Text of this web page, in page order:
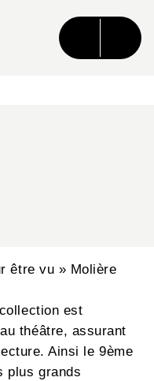
CONTENU
être vu » Molière
est
théâtre, assurant
Ainsi le 9ème
plus grands